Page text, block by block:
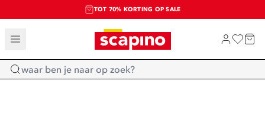
TOT 70% KORTING OP SALE
SALE: LAATSTE KANS!
SHOP NIEUW
Home